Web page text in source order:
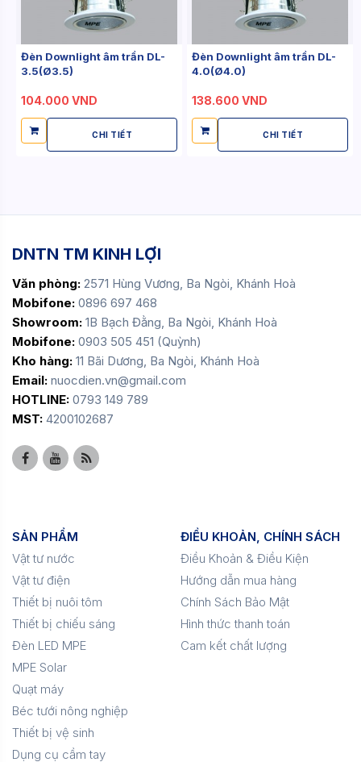
Đèn Downlight âm trần DL-
3.5(Ø3.5)
104.000 VND
CHI TIẾT
Đèn Downlight âm trần DL-
4.0(Ø4.0)
138.600 VND
CHI TIẾT
DNTN TM KINH LỢI
Văn phòng: 2571 Hùng Vương, Ba Ngòi, Khánh Hoà
Mobifone: 0896 697 468
Showroom: 1B Bạch Đằng, Ba Ngòi, Khánh Hoà
Mobifone: 0903 505 451 (Quỳnh)
Kho hàng: 11 Bãi Dương, Ba Ngòi, Khánh Hoà
Email: nuocdien.vn@gmail.com
HOTLINE: 0793 149 789
MST: 4200102687
SẢN PHẨM
Vật tư nước
Vật tư điện
Thiết bị nuôi tôm
Thiết bị chiếu sáng
Đèn LED MPE
MPE Solar
Quạt máy
Béc tưới nông nghiệp
Thiết bị vệ sinh
Dụng cụ cầm tay
ĐIỀU KHOẢN, CHÍNH SÁCH
Điều Khoản & Điều Kiện
Hướng dẫn mua hàng
Chính Sách Bảo Mật
Hình thức thanh toán
Cam kết chất lượng